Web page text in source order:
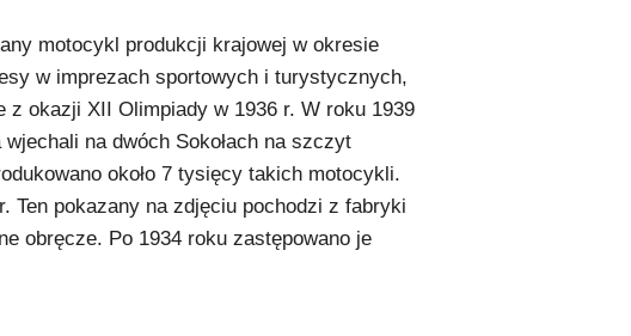
motocykl produkcji krajowej w okresie
w imprezach sportowych i turystycznych,
okazji XII Olimpiady w 1936 r. W roku 1939
na dwóch Sokołach na szczyt
około 7 tysięcy takich motocykli.
pokazany na zdjęciu pochodzi z fabryki
obręcze. Po 1934 roku zastępowano je